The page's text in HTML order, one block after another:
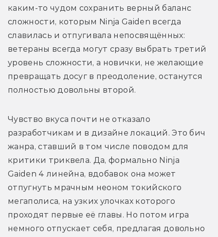
каким-то чудом сохранить верный баланс
сложности, которым Ninja Gaiden всегда
славилась и отпугивала непосвящённых:
ветераны всегда могут сразу выбрать третий
уровень сложности, а новички, не желающие
превращать досуг в преодоление, останутся
полностью довольны второй.
Чувство вкуса почти не отказало
разработчикам и в дизайне локаций. Это бич
жанра, ставший в том числе поводом для
критики триквела. Да, формально Ninja
Gaiden 4 линейна, вдобавок она может
отпугнуть мрачным неоном токийского
мегаполиса, на узких улочках которого
проходят первые её главы. Но потом игра
немного отпускает себя, предлагая довольно